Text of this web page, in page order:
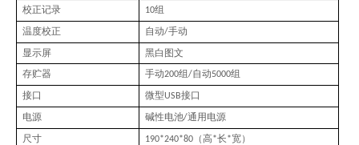
校正记录 10组
温度校正
自动/手动
显示屏
黑白图文
存贮器
手动200组/自动5000组
接口
微型USB接口
电源
碱性电池/通用电源
尺寸
190*240*80 （高*长*宽）